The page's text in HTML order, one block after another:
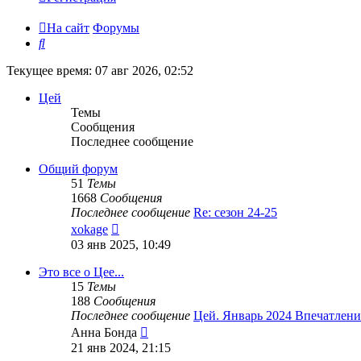
На сайт Форумы
Поиск
Текущее время: 07 авг 2026, 02:52
Цей
Темы
Сообщения
Последнее сообщение
Общий форум
51 Темы
1668 Сообщения
Последнее сообщение Re: сезон 24-25
xokage
к
03 янв 2025, 10:49
Это все о Цее...
15 Темы
188 Сообщения
Последнее сообщение Цей. Январь 2024
Анна Бонда
к
21 янв 2024, 21:15